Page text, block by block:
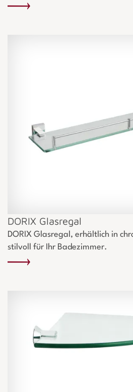
DORIX Glasregal
DORIX Glasregal, erhältlich in
stilvoll für Ihr Badezimmer.